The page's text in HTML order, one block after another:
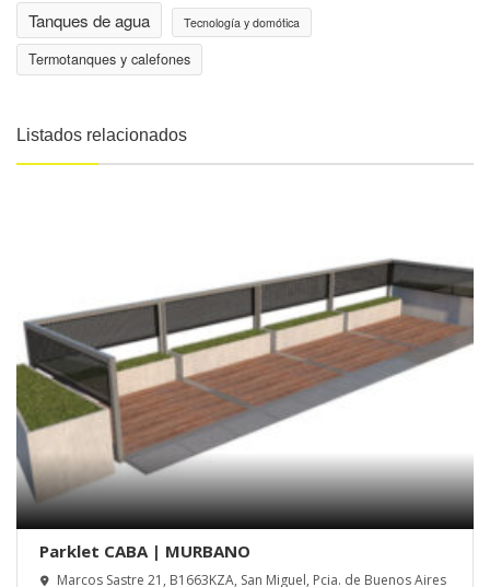
Tanques de agua Tecnología y domótica
Termotanques y calefones
Listados relacionados
Parklet CABA | MURBANO
Marcos Sastre 21, B1663KZA, San Miguel, Pcia. de Buenos Aires